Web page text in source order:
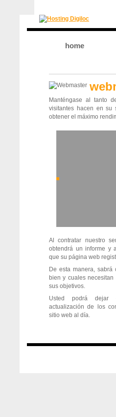
home
Manténgase al tanto
visitantes hacen en su
obtener el máximo
Al contratar nuestro
obtendrá un informe y
que su página web
De esta manera, sabrá
bien y cuales
sus objetivos.
Usted podrá dejar
actualización de los
sitio web al día.